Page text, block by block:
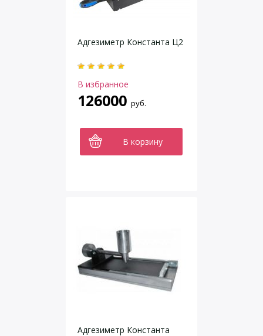
Адгезиметр Константа Ц2
В избранное
126000 руб.
В корзину
Адгезиметр Константа